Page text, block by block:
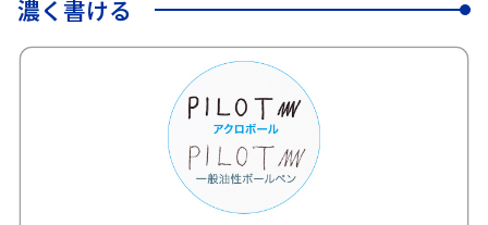
濃く書ける